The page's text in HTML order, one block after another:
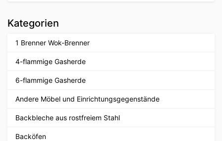
Kategorien
1 Brenner Wok-Brenner
4-flammige Gasherde
6-flammige Gasherde
Andere Möbel und Einrichtungsgegenstände
Backbleche aus rostfreiem Stahl
Backöfen